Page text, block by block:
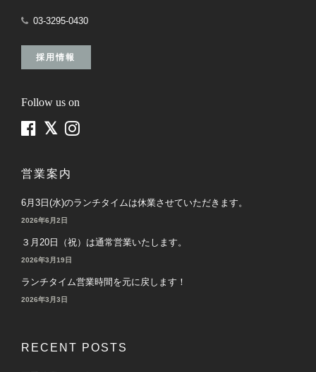
03-3295-0430
採用情報
Follow us on
営業案内
6月3日(水)のランチタイムは休業させていただきます。
2026年6月2日
３月20日（祝）は通常営業いたします。
2026年3月19日
ランチタイム営業時間を元に戻します！
2026年3月3日
RECENT POSTS